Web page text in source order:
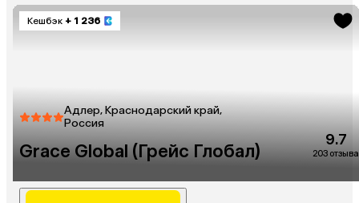
Кешбэк + 1 236
Адлер, Краснодарский край,
Россия
Grace Global (Грейс Глобал)
9.7
203 отзыва